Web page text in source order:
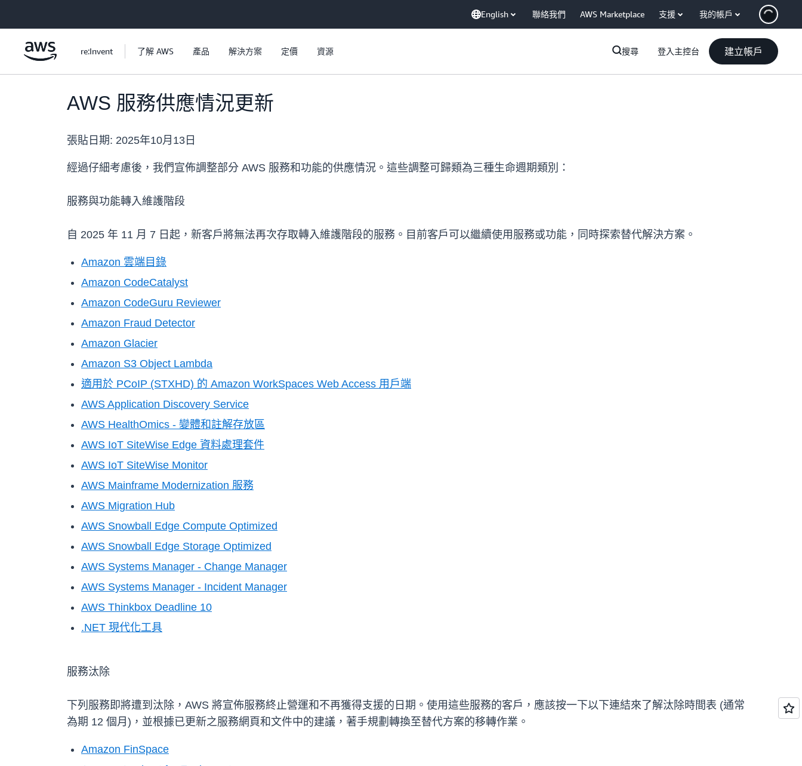
English 聯絡我們 AWS Marketplace 支援 我的帳戶
re:Invent 了解 AWS 產品 解決方案 定價 資源 搜尋 登入主控台 建立帳戶
AWS 服務供應情況更新
張貼日期: 2025年10月13日
經過仔細考慮後，我們宣佈調整部分 AWS 服務和功能的供應情況。這些調整可歸類為三種生命週期類別：
服務與功能轉入維護階段
自 2025 年 11 月 7 日起，新客戶將無法再次存取轉入維護階段的服務。目前客戶可以繼續使用服務或功能，同時探索替代解決方案。
Amazon 雲端目錄
Amazon CodeCatalyst
Amazon CodeGuru Reviewer
Amazon Fraud Detector
Amazon Glacier
Amazon S3 Object Lambda
適用於 PCoIP (STXHD) 的 Amazon WorkSpaces Web Access 用戶端
AWS Application Discovery Service
AWS HealthOmics - 變體和註解存放區
AWS IoT SiteWise Edge 資料處理套件
AWS IoT SiteWise Monitor
AWS Mainframe Modernization 服務
AWS Migration Hub
AWS Snowball Edge Compute Optimized
AWS Snowball Edge Storage Optimized
AWS Systems Manager - Change Manager
AWS Systems Manager - Incident Manager
AWS Thinkbox Deadline 10
.NET 現代化工具
服務汰除
下列服務即將遭到汰除，AWS 將宣佈服務終止營運和不再獲得支援的日期。使用這些服務的客戶，應該按一下以下連結來了解汰除時間表 (通常
為期 12 個月)，並根據已更新之服務網頁和文件中的建議，著手規劃轉換至替代方案的移轉作業。
Amazon FinSpace